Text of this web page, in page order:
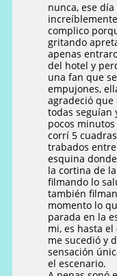
nunca, ese
complico
gritando
apenas
del hotel y
una fan que
empujones,
agradeció que
todas seguían
pocos
corrí 5
trabados
esquina
la cortina de
filmando lo
también
momento lo
parada en la
mi, es hasta
me sucedió y
sensación
el escenario.